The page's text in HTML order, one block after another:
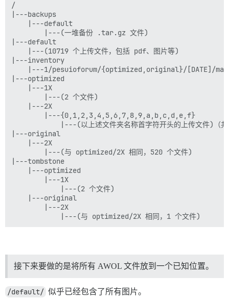
/
|---backups
    |---default
        |---(一堆备份 .tar.gz 文件)
|---default
    |---(10719 个上传文件，包括 pdf、图片等)
|---inventory
|---1/pesuioforum/{optimized,original}/[DATE]/
|---optimized
    |---1X
        |---(2 个文件)
    |---2X
        |---{0,1,2,3,4,5,6,7,8,9,a,b,c,d,e,f}
|---(以上述文件夹名称首字符开头的上传文件)（
|---original
    |---2X
        |---(与 optimized/2X 相同，520 个文件)
|---tombstone
    |---optimized
        |---1X
            |---(2 个文件)
    |---original
        |---2X
接下来要做的是将所有 AWOL 文件放到一个已知位置。
/default/ 似乎已经包含了所有图片。